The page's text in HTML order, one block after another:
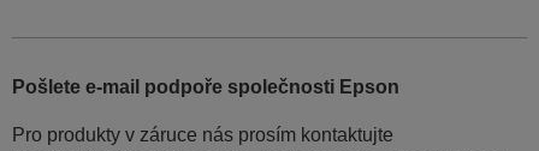
Pošlete e-mail podpoře společnosti Epson
Pro produkty v záruce nás prosím kontaktujte